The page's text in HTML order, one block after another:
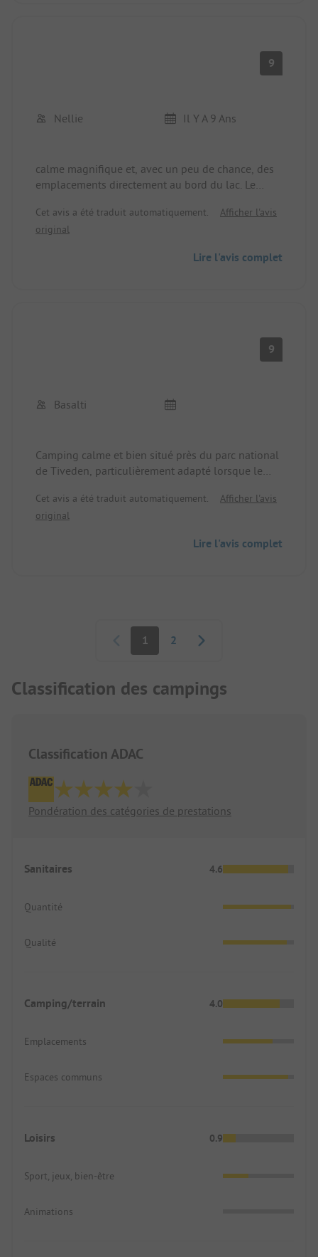
9
Nellie Il Y A 9 Ans
calme magnifique et, avec un peu de chance, des
emplacements directement au bord du lac. Le
Le service sanitaire est un peu juste en cas
d'occupation complète.
Cet avis a été traduit automatiquement.
Afficher l'avis
original
Lire l'avis complet
9
Basalti
Camping calme et bien situé près du parc national
de Tiveden, particulièrement adapté lorsque le
Cet avis a été traduit automatiquement.
Afficher l'avis
original
Lire l'avis complet
Pagination
1 2
Classification des campings
Classification ADAC
Pondération des catégories de prestations
Sanitaires 4.6
Quantité
Qualité
Camping/terrain 4.0
Emplacements
Espaces communs
Loisirs 0.9
Sport, jeux, bien-être
Animations